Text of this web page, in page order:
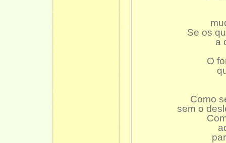
Se os
a
O
Como
sem o